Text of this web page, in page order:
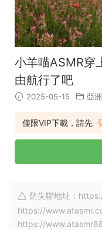
小羊喵ASMR穿
由航行了吧
2025-05-15 亞
僅限VIP下載，請先
防失聯地址：
https://
https://